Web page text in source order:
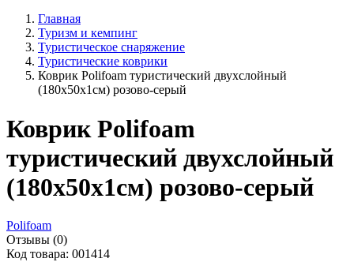
Главная
Туризм и кемпинг
Туристическое снаряжение
Туристические коврики
Коврик Polifoam туристический двухслойный
(180x50x1см) розово-серый
Коврик Polifoam
туристический двухслойный
(180x50x1см) розово-серый
Polifoam
Отзывы (0)
Код товара: 001414